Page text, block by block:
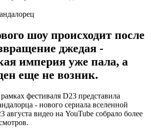
шоу происходит после
джедая -
империя уже пала, а
еще не возник.
фестиваля D23 представила
- нового сериала вселенной
августа видео на YouTube собрало более